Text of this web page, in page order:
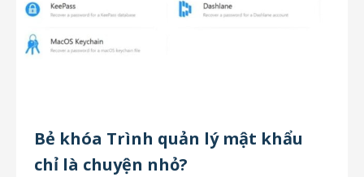
Bẻ khóa Trình quản lý mật khẩu
chỉ là chuyện nhỏ?